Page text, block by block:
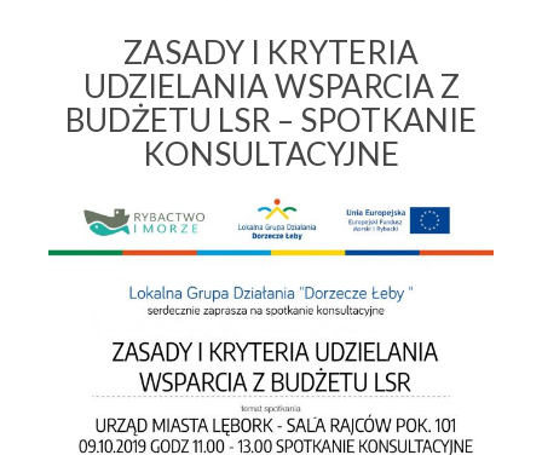
ZASADY I KRYTERIA
UDZIELANIA WSPARCIA Z
BUDŻETU LSR – SPOTKANIE
KONSULTACYJNE